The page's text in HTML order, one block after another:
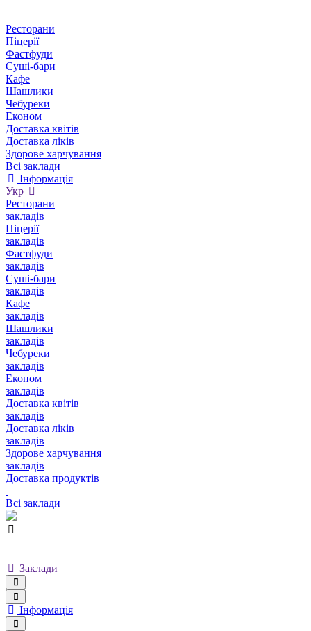
Ресторани
Піцерії
Фастфуди
Суші-бари
Кафе
Шашлики
Чебуреки
Економ
Доставка квітів
Доставка ліків
Здорове харчування
Всі заклади
Інформація
Укр
Ресторани
закладів
Піцерії
закладів
Фастфуди
закладів
Суші-бари
закладів
Кафе
закладів
Шашлики
закладів
Чебуреки
закладів
Економ
закладів
Доставка квітів
закладів
Доставка ліків
закладів
Здорове харчування
закладів
Доставка продуктів
Всі заклади
Заклади
Інформація